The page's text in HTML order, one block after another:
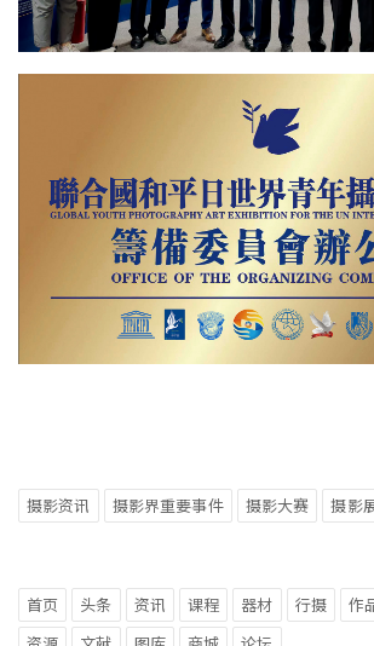
摄影资讯 摄影界重要事件 摄影大赛 摄影
首页 头条 资讯 课程 器材 行摄 作